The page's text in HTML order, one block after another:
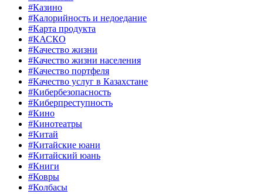
#Казино
#Калорийность и недоедание
#Карта продукта
#КАСКО
#Качество жизни
#Качество жизни населения
#Качество портфеля
#Качество услуг в Казахстане
#Кибербезопасность
#Киберпреступность
#Кино
#Кинотеатры
#Китай
#Китайские юани
#Китайский юань
#Книги
#Ковры
#Колбасы